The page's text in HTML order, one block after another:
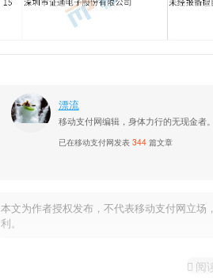
漂流
移动支付网编辑，身体力行的无现金者
已在移动支付网发表 344篇文章
本文为作者授权发布，不代表移动支付网立
利。
 阅